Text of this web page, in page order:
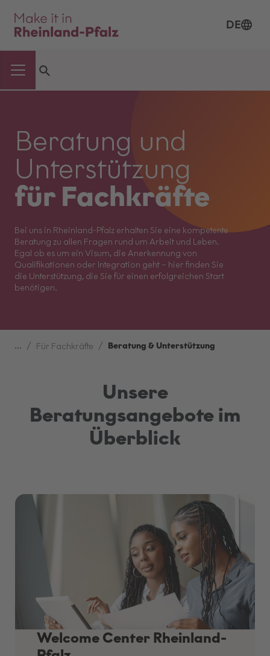
DE
Beratung und
Unterstützung
für Fachkräfte
Bei uns in Rheinland-Pfalz erhalten Sie eine kompetente
Beratung zu allen Fragen rund um Arbeit und Leben.
Egal ob es um ein Visum, die Anerkennung von
Qualifikationen oder Integration geht – hier finden Sie
die Unterstützung, die Sie für einen erfolgreichen Start
benötigen.
... Für Fachkräfte Beratung & Unterstützung
Unsere
Beratungsangebote im
Überblick
Welcome Center Rheinland-